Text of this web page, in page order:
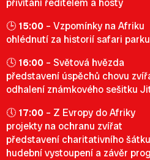
přivítání ředitelem a hosty
🕒 15:00 – Vzpomínky na Afriku
ohlédnutí za historií safari parku
🕓 16:00 – Světová hvězda
představení úspěchů chovu
odhalení známkového sešitku
🕔 17:00 – Z Evropy do Afriky
projekty na ochranu zvířat
představení charitativního
hudební vystoupení a závěr